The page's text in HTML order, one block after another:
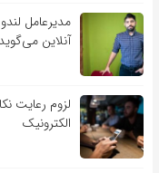
مدیرعامل
آنلاین
لزوم رعایت
الکترونیک